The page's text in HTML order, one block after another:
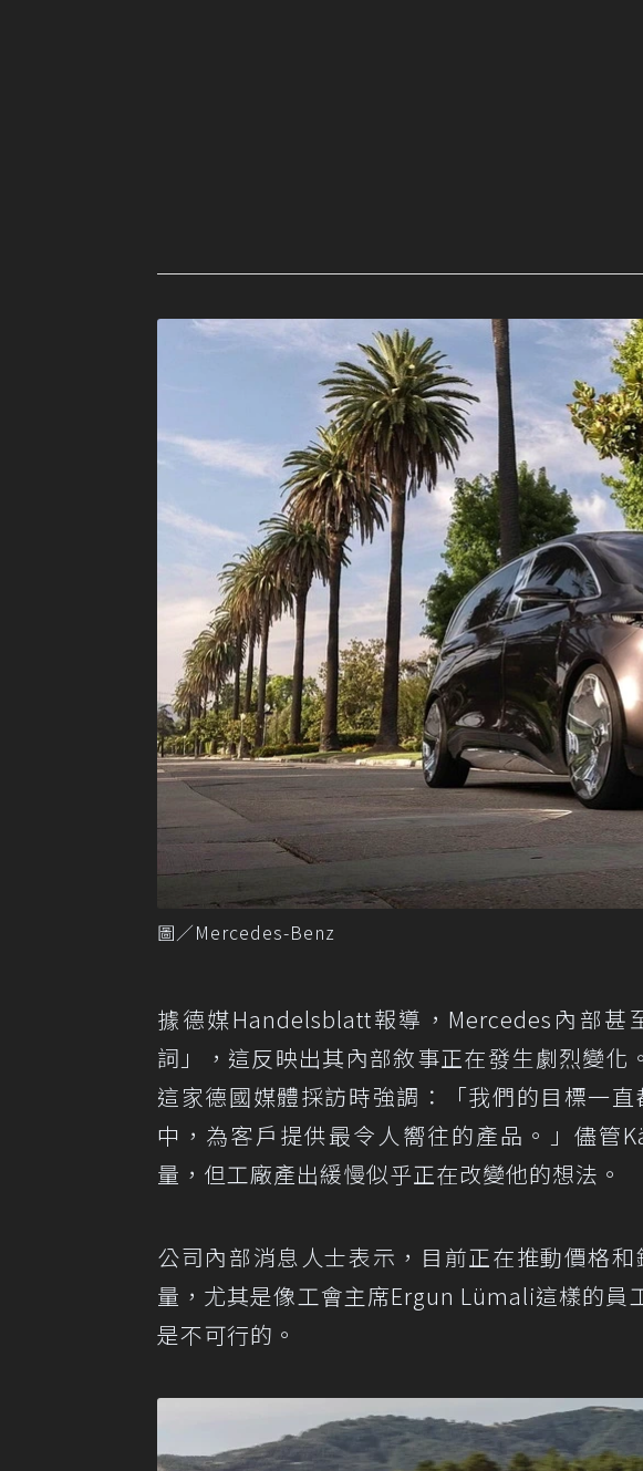
圖／Mercedes-Benz
據德媒Handelsblatt報導，Mercedes內部
詞」，這反映出其內部敘事正在發生劇烈變
這家德國媒體採訪時強調：「我們的目標一
中，為客戶提供最令人嚮往的產品。」儘管
量，但工廠產出緩慢似乎正在改變他的想法。
公司內部消息人士表示，目前正在推動價格
量，尤其是像工會主席Ergun Lümali這樣的員
是不可行的。